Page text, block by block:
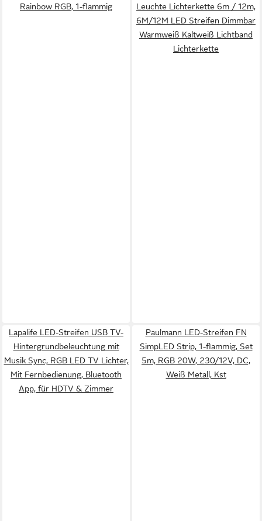
Rainbow RGB, 1-flammig
Leuchte Lichterkette 6m / 12m,
6M/12M LED Streifen Dimmbar
Warmweiß Kaltweiß Lichtband
Lichterkette
Lapalife LED-Streifen USB TV-
Hintergrundbeleuchtung mit
Musik Sync, RGB LED TV Lichter,
Mit Fernbedienung, Bluetooth
App, für HDTV & Zimmer
Paulmann LED-Streifen FN
SimpLED Strip, 1-flammig, Set
5m, RGB 20W, 230/12V, DC,
Weiß Metall, Kst